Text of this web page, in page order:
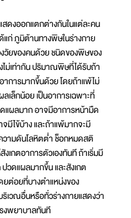
ดงออกแตกต่างกันในแต่ละคน
ก่ ภูมิต้านทางพิษในร่างกาย
วัยของคนด้วย ชนิดของพิษของ
ไม่เท่ากัน ปริมาณพิษที่ได้รับถ้า
การมากขึ้นด้วย โดยถ้าแพ้ไม่
เล็กน้อย เป็นอาการเฉพาะที่
แผลมาก อาจมีอาการหน้ามืด
มีไข้บ้าง และถ้าแพ้มากจะมี
วามดันโลหิตต่ำ ช็อกหมดสติ
เกตอาการตัวเองทันที ถ้าเริ่มมี
วดแผลมากขึ้น และสังเกต
ต่อยที่บางตำแหน่งของ
ริเวณอื่นหรือทั่วร่างกายแสดงว่า
งพยาบาลทันที